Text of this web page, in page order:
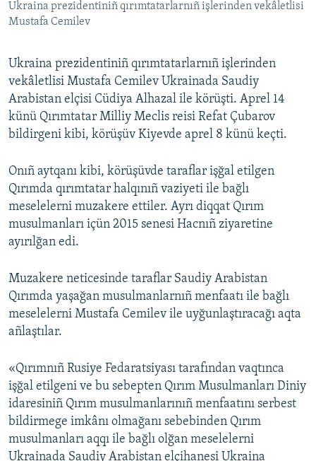
QOŞULIÑIZ!
RFE/RS bütün saytları
Ukraina prezidentiniñ qırımtatarlarnıñ işlerinden vekâletlisi
Mustafa Cemilev
Ukraina prezidentiniñ qırımtatarlarnıñ işlerinden
vekâletlisi Mustafa Cemilev Ukrainada Saudiy
Arabistan elçisi Cüdiya Alhazal ile körüşti. Aprel 14
künü Qırımtatar Milliy Meclis reisi Refat Çubarov
bildirgeni kibi, körüşüv Kiyevde aprel 8 künü keçti.
Onıñ aytqanı kibi, körüşüvde taraflar işğal etilgen
Qırımda qırımtatar halqınıñ vaziyeti ile bağlı
meselelerni muzakere ettiler. Ayrı diqqat Qırım
musulmanları içün 2015 senesi Hacnıñ ziyaretine
ayırılğan edi.
Muzakere neticesinde taraflar Saudiy Arabistan
Qırımda yaşağan musulmanlarnıñ menfaatı ile bağlı
meselelerni Mustafa Cemilev ile uyğunlaştıracağı aqta
añlaştılar.
«Qırımnıñ Rusiye Fedaratsiyası tarafından vaqtınca
işğal etilgeni ve bu sebepten Qırım Musulmanları Diniy
idaresiniñ Qırım musulmanlarınıñ menfaatını serbest
bildirmege imkânı olmağanı sebebinden Qırım
musulmanları aqqı ile bağlı olğan meselelerni
Ukrainada Saudiy Arabistan elçihanesi Ukraina